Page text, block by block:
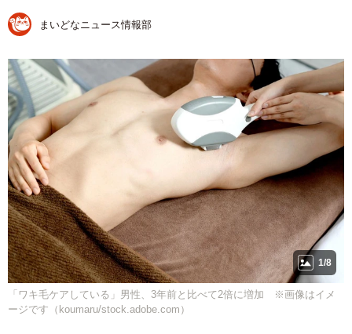
まいどなニュース情報部
1/8
「ワキ毛ケアしている」男性、3年前と比べて2倍に増加 ※画像はイメ
ージです（koumaru/stock.adobe.com）